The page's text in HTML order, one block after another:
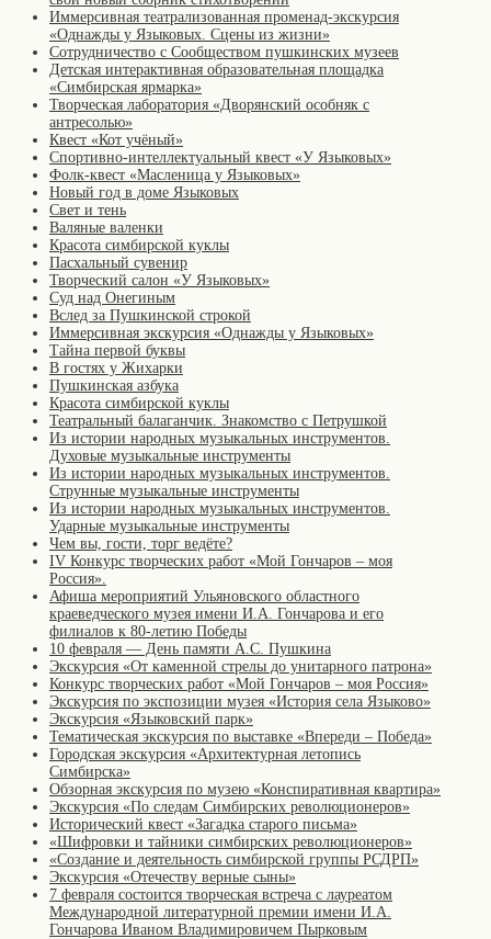
Иммерсивная театрализованная променад-экскурсия
«Однажды у Языковых. Сцены из жизни»
Сотрудничество с Сообществом пушкинских музеев
Детская интерактивная образовательная площадка
«Симбирская ярмарка»
Творческая лаборатория «Дворянский особняк с
антресолью»
Квест «Кот учёный»
Спортивно-интеллектуальный квест «У Языковых»
Фолк-квест «Масленица у Языковых»
Новый год в доме Языковых
Свет и тень
Валяные валенки
Красота симбирской куклы
Пасхальный сувенир
Творческий салон «У Языковых»
Суд над Онегиным
Вслед за Пушкинской строкой
Иммерсивная экскурсия «Однажды у Языковых»
Тайна первой буквы
В гостях у Жихарки
Пушкинская азбука
Красота симбирской куклы
Театральный балаганчик. Знакомство с Петрушкой
Из истории народных музыкальных инструментов.
Духовые музыкальные инструменты
Из истории народных музыкальных инструментов.
Струнные музыкальные инструменты
Из истории народных музыкальных инструментов.
Ударные музыкальные инструменты
Чем вы, гости, торг ведёте?
IV Конкурс творческих работ «Мой Гончаров – моя
Россия».
Афиша мероприятий Ульяновского областного
краеведческого музея имени И.А. Гончарова и его
филиалов к 80-летию Победы
10 февраля — День памяти А.С. Пушкина
Экскурсия «От каменной стрелы до унитарного патрона»
Конкурс творческих работ «Мой Гончаров – моя Россия»
Экскурсия по экспозиции музея «История села Языково»
Экскурсия «Языковский парк»
Тематическая экскурсия по выставке «Впереди – Победа»
Городская экскурсия «Архитектурная летопись
Симбирска»
Обзорная экскурсия по музею «Конспиративная квартира»
Экскурсия «По следам Симбирских революционеров»
Исторический квест «Загадка старого письма»
«Шифровки и тайники симбирских революционеров»
«Создание и деятельность симбирской группы РСДРП»
Экскурсия «Отечеству верные сыны»
7 февраля состоится творческая встреча с лауреатом
Международной литературной премии имени И.А.
Гончарова Иваном Владимировичем Пырковым